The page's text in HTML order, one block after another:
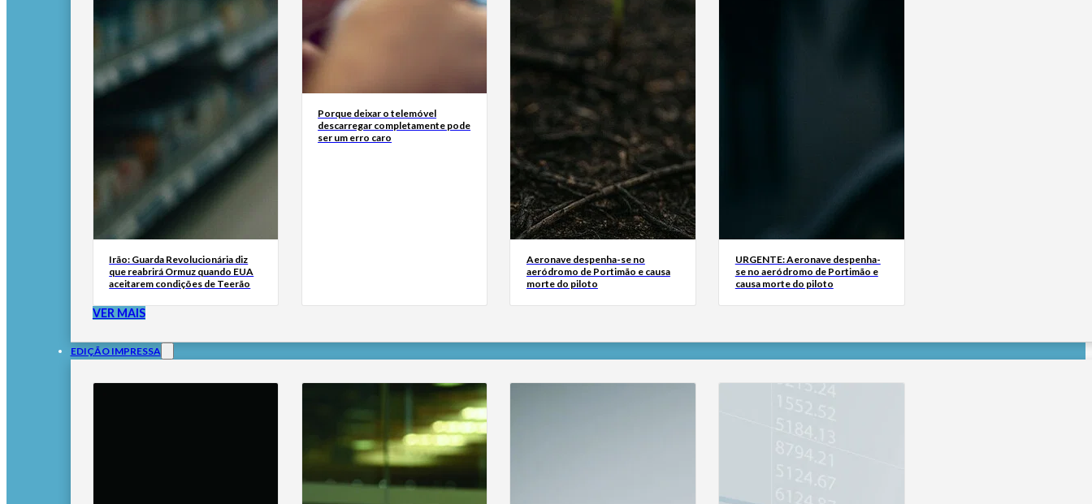
Irão: Guarda Revolucionária diz
que reabrirá Ormuz quando EUA
aceitarem condições de Teerão
Porque deixar o telemóvel
descarregar completamente pode
ser um erro caro
Aeronave despenha-se no
aeródromo de Portimão e causa
morte do piloto
URGENTE: Aeronave despenha-
se no aeródromo de Portimão e
causa morte do piloto
VER MAIS
EDIÇÃO IMPRESSA